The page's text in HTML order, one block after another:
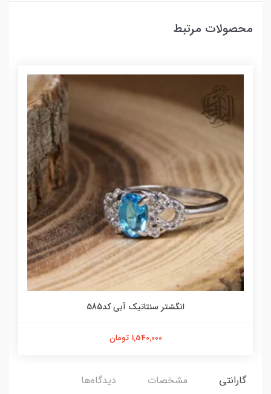
محصولات مرتبط
انگشتر سنتاتیک آبی کد585
1,540,000 تومان
گارانتی مشخصات دیدگاه‌ها